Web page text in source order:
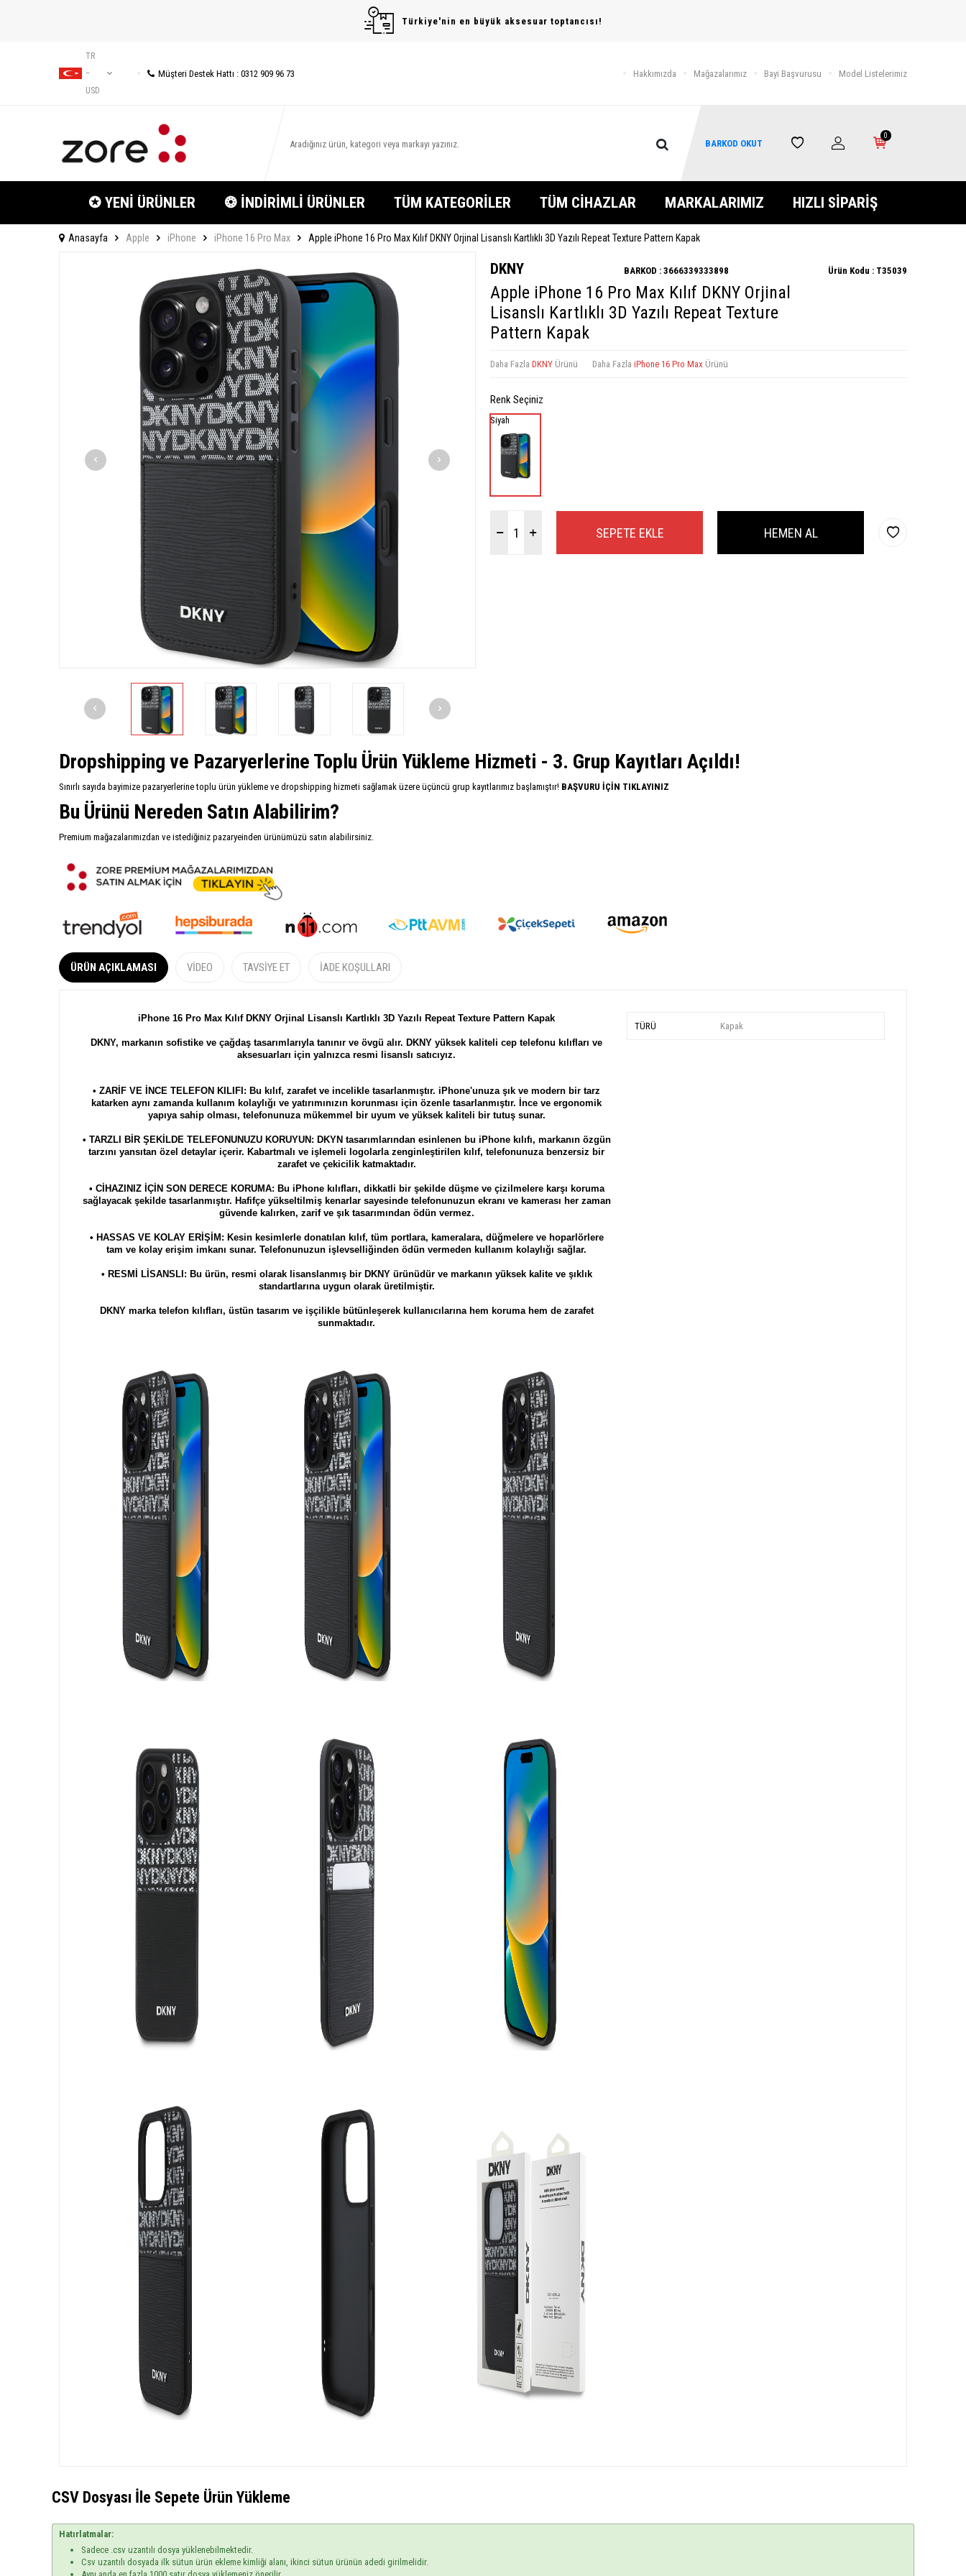
Türkiye'nin en büyük aksesuar toptancısı!
TR
−
USD
Müşteri Destek Hattı : 0312 909 96 73 Hakkımızda Mağazalarımız Bayi Başvurusu Model Listelerimiz
BARKOD OKUT
0
✪ YENİ ÜRÜNLER ❂ İNDİRİMLİ ÜRÜNLER TÜM KATEGORİLER TÜM CİHAZLAR MARKALARIMIZ HIZLI SİPARİŞ
Anasayfa Apple iPhone iPhone 16 Pro Max Apple iPhone 16 Pro Max Kılıf DKNY Orjinal Lisanslı Kartlıklı 3D Yazılı Repeat Texture Pattern Kapak
DKNY BARKOD : 3666339333898 Ürün Kodu : T35039
Apple iPhone 16 Pro Max Kılıf DKNY Orjinal
Lisanslı Kartlıklı 3D Yazılı Repeat Texture
Pattern Kapak
Daha Fazla DKNY Ürünü Daha Fazla iPhone 16 Pro Max Ürünü
Renk Seçiniz
Siyah
SEPETE EKLE HEMEN AL
Dropshipping ve Pazaryerlerine Toplu Ürün Yükleme Hizmeti - 3. Grup Kayıtları Açıldı!
Sınırlı sayıda bayimize pazaryerlerine toplu ürün yükleme ve dropshipping hizmeti sağlamak üzere üçüncü grup kayıtlarımız başlamıştır! BAŞVURU İÇİN TIKLAYINIZ
Bu Ürünü Nereden Satın Alabilirim?
Premium mağazalarımızdan ve istediğiniz pazaryeinden ürünümüzü satın alabilirsiniz.
ÜRÜN AÇIKLAMASI VIDEO TAVSIYE ET İADE KOŞULLARI
iPhone 16 Pro Max Kılıf DKNY Orjinal Lisanslı Kartlıklı 3D Yazılı Repeat Texture Pattern Kapak
DKNY, markanın sofistike ve çağdaş tasarımlarıyla tanınır ve övgü alır. DKNY yüksek kaliteli cep telefonu kılıfları ve
aksesuarları için yalnızca resmi lisanslı satıcıyız.
• ZARİF VE İNCE TELEFON KILIFI: Bu kılıf, zarafet ve incelikle tasarlanmıştır. iPhone'unuza şık ve modern bir tarz
katarken aynı zamanda kullanım kolaylığı ve yatırımınızın korunması için özenle tasarlanmıştır. İnce ve ergonomik
yapıya sahip olması, telefonunuza mükemmel bir uyum ve yüksek kaliteli bir tutuş sunar.
• TARZLI BİR ŞEKİLDE TELEFONUNUZU KORUYUN: DKYN tasarımlarından esinlenen bu iPhone kılıfı, markanın özgün
tarzını yansıtan özel detaylar içerir. Kabartmalı ve işlemeli logolarla zenginleştirilen kılıf, telefonunuza benzersiz bir
zarafet ve çekicilik katmaktadır.
• CİHAZINIZ İÇİN SON DERECE KORUMA: Bu iPhone kılıfları, dikkatli bir şekilde düşme ve çizilmelere karşı koruma
sağlayacak şekilde tasarlanmıştır. Hafifçe yükseltilmiş kenarlar sayesinde telefonunuzun ekranı ve kamerası her zaman
güvende kalırken, zarif ve şık tasarımından ödün vermez.
• HASSAS VE KOLAY ERİŞİM: Kesin kesimlerle donatılan kılıf, tüm portlara, kameralara, düğmelere ve hoparlörlere
tam ve kolay erişim imkanı sunar. Telefonunuzun işlevselliğinden ödün vermeden kullanım kolaylığı sağlar.
• RESMİ LİSANSLI: Bu ürün, resmi olarak lisanslanmış bir DKNY ürünüdür ve markanın yüksek kalite ve şıklık
standartlarına uygun olarak üretilmiştir.
DKNY marka telefon kılıfları, üstün tasarım ve işçilikle bütünleşerek kullanıcılarına hem koruma hem de zarafet
sunmaktadır.
TÜRÜ Kapak
CSV Dosyası İle Sepete Ürün Yükleme
Hatırlatmalar:
Sadece .csv uzantılı dosya yüklenebilmektedir.
Csv uzantılı dosyada ilk sütun ürün ekleme kimliği alanı, ikinci sütun ürünün adedi girilmelidir.